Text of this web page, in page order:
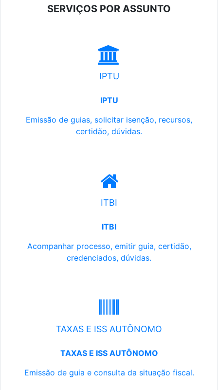
SERVIÇOS POR ASSUNTO
IPTU
IPTU
Emissão de guias, solicitar isenção, recursos,
certidão, dúvidas.
ITBI
ITBI
Acompanhar processo, emitir guia, certidão,
credenciados, dúvidas.
TAXAS E ISS AUTÔNOMO
TAXAS E ISS AUTÔNOMO
Emissão de guia e consulta da situação fiscal.